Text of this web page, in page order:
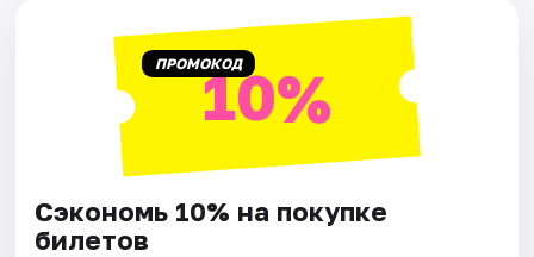
ПРОМОКОД10%
Сэкономь 10% на покупке
билетов